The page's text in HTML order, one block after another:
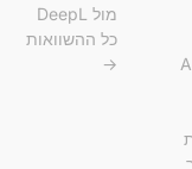
מול DeepL
כל ההשוואות
→